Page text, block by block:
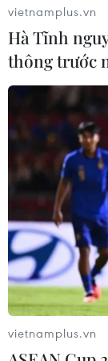
Quảng
bên sông
12/01/2026 04:19
Việc tổ chức
sản phẩm
kinh tế hộ gia
nhập, cải thiện
vietnamplus.vn
Hà Tĩnh
thông trước
vietnamplus.vn